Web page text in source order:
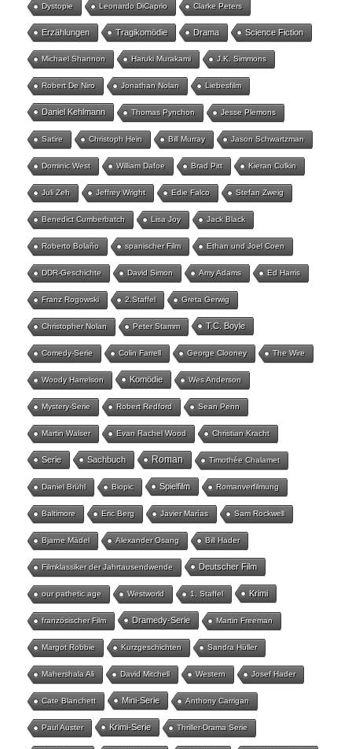
Dystopie Leonardo DiCaprio Clarke Peters
Erzählungen Tragikomödie Drama Science Fiction
Michael Shannon Haruki Murakami J.K. Simmons
Robert De Niro Jonathan Nolan Liebesfilm
Daniel Kehlmann Thomas Pynchon Jesse Plemons
Satire Christoph Hein Bill Murray Jason Schwartzman
Dominic West William Dafoe Brad Pitt Kieran Culkin
Juli Zeh Jeffrey Wright Edie Falco Stefan Zweig
Benedict Cumberbatch Lisa Joy Jack Black
Roberto Bolaño spanischer Film Ethan und Joel Coen
DDR-Geschichte David Simon Amy Adams Ed Harris
Franz Rogowski 2.Staffel Greta Gerwig
Christopher Nolan Peter Stamm T.C. Boyle
Comedy-Serie Colin Farrell George Clooney The Wire
Woody Harrelson Komödie Wes Anderson
Mystery-Serie Robert Redford Sean Penn
Martin Walser Evan Rachel Wood Christian Kracht
Serie Sachbuch Roman Timothée Chalamet
Daniel Brühl Biopic Spielfilm Romanverfilmung
Baltimore Eric Berg Javier Marías Sam Rockwell
Bjarne Mädel Alexander Osang Bill Hader
Filmklassiker der Jahrtausendwende Deutscher Film
our pathetic age Westworld 1. Staffel Krimi
französischer Film Dramedy-Serie Martin Freeman
Margot Robbie Kurzgeschichten Sandra Hüller
Mahershala Ali David Mitchell Western Josef Hader
Cate Blanchett Mini-Serie Anthony Carrigan
Paul Auster Krimi-Serie Thriller-Drama Serie